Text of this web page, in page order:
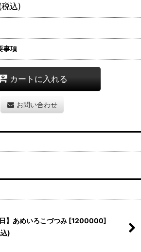
税込)
事項
カートに入れる
お問い合わせ
日】あめいろこづつみ [1200000]
)